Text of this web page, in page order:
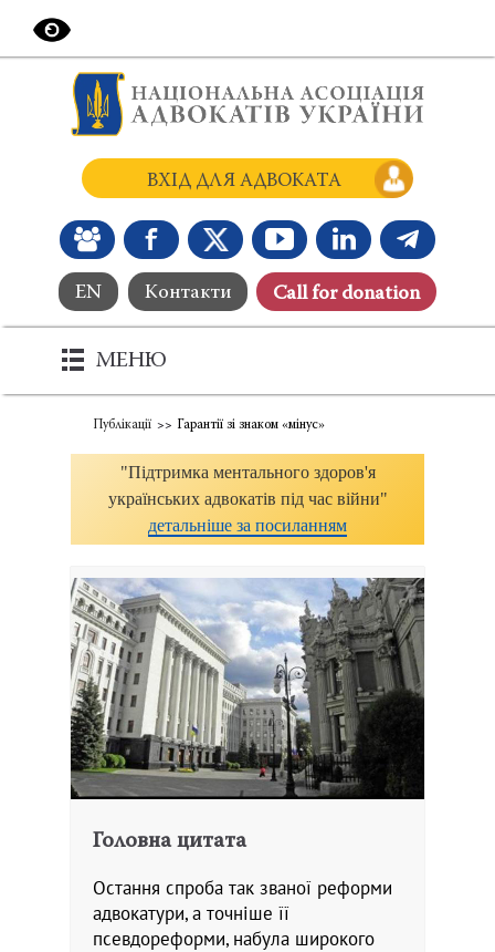
EN Контакти Сall for donation
ВХІД ДЛЯ АДВОКАТА
МЕНЮ
Публікації Гарантії зі знаком «мінус»
"Підтримка ментального здоров'я
українських адвокатів під час війни"
детальніше за посиланням
Головна цитата
Остання спроба так званої реформи
адвокатури, а точніше її
псевдореформи, набула широкого